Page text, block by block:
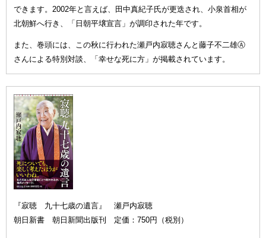
できます。2002年と言えば、田中真紀子氏が更迭され、小泉首相が
北朝鮮へ行き、「日朝平壌宣言」が調印された年です。
また、巻頭には、この秋に行われた瀬戸内寂聴さんと藤子不二雄Ⓐ
さんによる特別対談、「幸せな死に方」が掲載されています。
『寂聴 九十七歳の遺言』 瀬戸内寂聴
朝日新書 朝日新聞出版刊 定価：750円（税別）